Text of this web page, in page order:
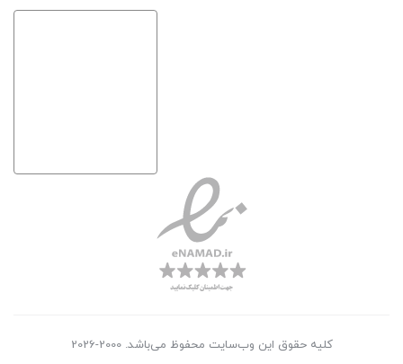
کلیه حقوق این وب‌سایت محفوظ می‌باشد. 2000-2026